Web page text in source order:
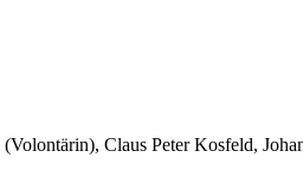
(Volontärin), Claus Peter Kosfeld,